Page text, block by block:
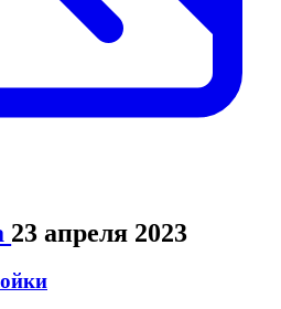
23 апреля 2023